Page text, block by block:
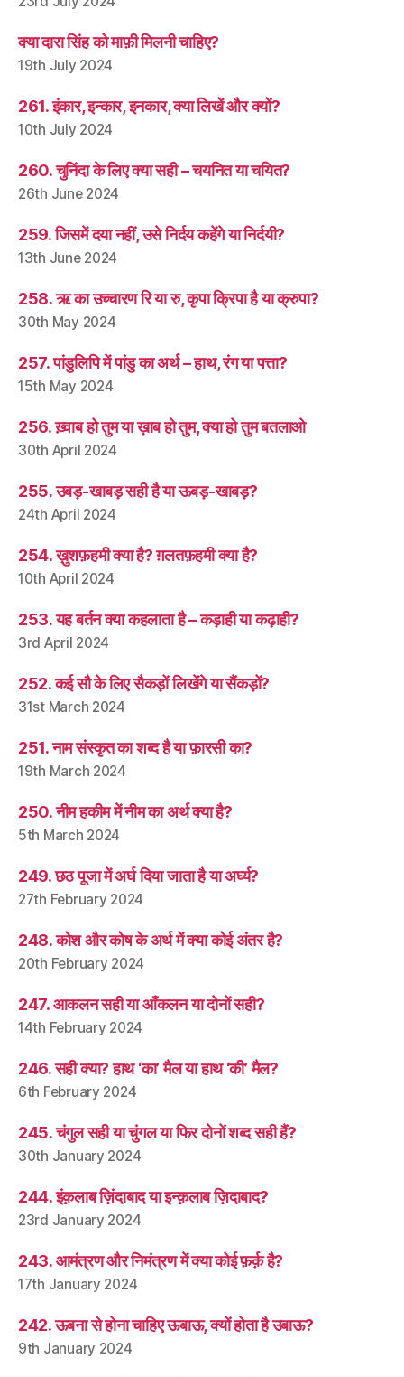
क्या दारा सिंह को माफ़ी मिलनी चाहिए?
19th July 2024
261. इंकार, इन्कार, इनकार, क्या लिखें और क्यों?
10th July 2024
260. चुनिंदा के लिए क्या सही – चयनित या चयित?
26th June 2024
259. जिसमें दया नहीं, उसे निर्दय कहेंगे या निर्दयी?
13th June 2024
258. ऋ का उच्चारण रि या रु, कृपा क्रिपा है या क्रुपा?
30th May 2024
257. पांडुलिपि में पांडु का अर्थ – हाथ, रंग या पत्ता?
15th May 2024
256. ख़्वाब हो तुम या ख़ाब हो तुम, क्या हो तुम बतलाओ
30th April 2024
255. उबड़-खाबड़ सही है या ऊबड़-खाबड़?
24th April 2024
254. ख़ुशफ़हमी क्या है? ग़लतफ़हमी क्या है?
10th April 2024
253. यह बर्तन क्या कहलाता है – कड़ाही या कढ़ाही?
3rd April 2024
252. कई सौ के लिए सैकड़ों लिखेंगे या सैंकड़ों?
31st March 2024
251. नाम संस्कृत का शब्द है या फ़ारसी का?
19th March 2024
250. नीम हकीम में नीम का अर्थ क्या है?
5th March 2024
249. छठ पूजा में अर्घ दिया जाता है या अर्घ्य?
27th February 2024
248. कोश और कोष के अर्थ में क्या कोई अंतर है?
20th February 2024
247. आकलन सही या आँकलन या दोनों सही?
14th February 2024
246. सही क्या? हाथ ‘का’ मैल या हाथ ‘की’ मैल?
6th February 2024
245. चंगुल सही या चुंगल या फिर दोनों शब्द सही हैं?
30th January 2024
244. इंक़लाब ज़िंदाबाद या इन्क़लाब ज़िदाबाद?
23rd January 2024
243. आमंत्रण और निमंत्रण में क्या कोई फ़र्क़ है?
17th January 2024
242. ऊबना से होना चाहिए ऊबाऊ, क्यों होता है उबाऊ?
9th January 2024